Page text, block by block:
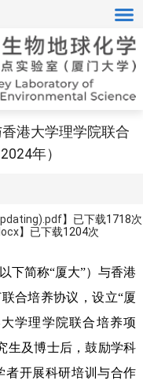
港大学理学院联合
年）
】已下载1718次
】已下载1204次
下简称“厦大”）与香港
合培养协议，设立“厦
学理学院联合培养项
生及博士后，鼓励学科
者开展科研培训与合作